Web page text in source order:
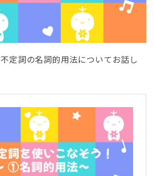
不定詞の名詞的用法についてお話し